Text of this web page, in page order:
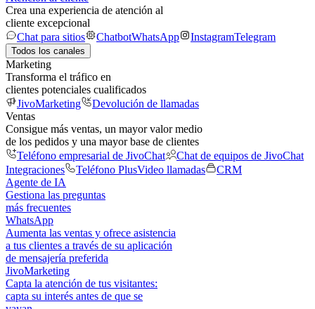
Crea una experiencia de atención al
cliente excepcional
Chat para sitios
ChatbotWhatsApp InstagramTelegram
Todos los canales
Marketing
Transforma el tráfico en
clientes potenciales cualificados
JivoMarketing
Devolución de llamadas
Ventas
Consigue más ventas, un mayor valor medio
de los pedidos y una mayor base de clientes
Teléfono empresarial de JivoChat
Chat de equipos de JivoChat
Integraciones
Teléfono PlusVideo llamadas
CRM
Agente de IA
Gestiona las preguntas
más frecuentes
WhatsApp
Aumenta las ventas y ofrece asistencia
a tus clientes a través de su aplicación
de mensajería preferida
JivoMarketing
Capta la atención de tus visitantes:
capta su interés antes de que se